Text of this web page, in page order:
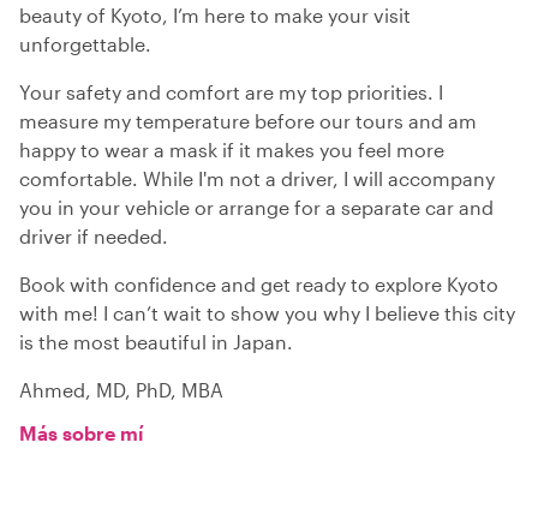
beauty of Kyoto, I’m here to make your visit
unforgettable.
Your safety and comfort are my top priorities. I
measure my temperature before our tours and am
happy to wear a mask if it makes you feel more
comfortable. While I'm not a driver, I will accompany
you in your vehicle or arrange for a separate car and
driver if needed.
Book with confidence and get ready to explore Kyoto
with me! I can’t wait to show you why I believe this city
is the most beautiful in Japan.
Ahmed, MD, PhD, MBA
Más sobre mí